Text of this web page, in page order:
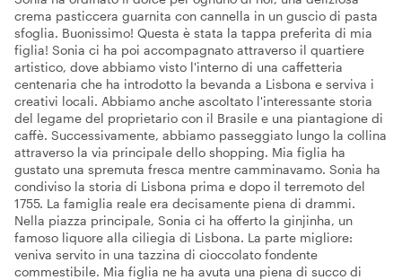
crema pasticcera guarnita con cannella in un guscio di pasta
sfoglia. Buonissimo! Questa è stata la tappa preferita di mia
figlia! Sonia ci ha poi accompagnato attraverso il quartiere
artistico, dove abbiamo visto l'interno di una caffetteria
centenaria che ha introdotto la bevanda a Lisbona e serviva i
creativi locali. Abbiamo anche ascoltato l'interessante storia
del legame del proprietario con il Brasile e una piantagione di
caffè. Successivamente, abbiamo passeggiato lungo la collina
attraverso la via principale dello shopping. Mia figlia ha
gustato una spremuta fresca mentre camminavamo. Sonia ha
condiviso la storia di Lisbona prima e dopo il terremoto del
1755. La famiglia reale era decisamente piena di drammi.
Nella piazza principale, Sonia ci ha offerto la ginjinha, un
famoso liquore alla ciliegia di Lisbona. La parte migliore:
veniva servito in una tazzina di cioccolato fondente
commestibile. Mia figlia ne ha avuta una piena di succo di